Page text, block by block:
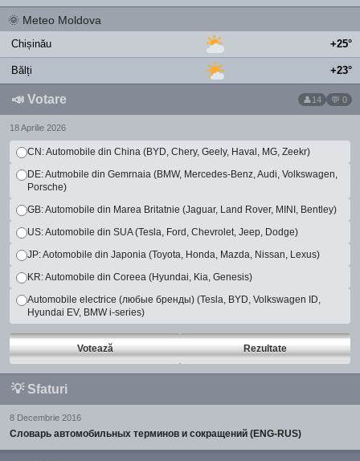
🌞 Meteo Moldova
Chișinău +25°
Bălți +23°
📣 Votare 14 💬 0
18 Aprilie 2026
CN: Automobile din China (BYD, Chery, Geely, Haval, MG, Zeekr)
DE: Autmobile din Gemrnaia (BMW, Mercedes-Benz, Audi, Volkswagen,
Porsche)
GB: Automobile din Marea Britatnie (Jaguar, Land Rover, MINI, Bentley)
US: Automobile din SUA (Tesla, Ford, Chevrolet, Jeep, Dodge)
JP: Aotomobile din Japonia (Toyota, Honda, Mazda, Nissan, Lexus)
KR: Automobile din Coreea (Hyundai, Kia, Genesis)
Automobile electrice (любые бренды) (Tesla, BYD, Volkswagen ID,
Hyundai EV, BMW i-series)
Votează Rezultate
💡 Sfaturi
8 Decembrie 2016
Словарь автомобильных терминов и сокращений (ENG-RUS)